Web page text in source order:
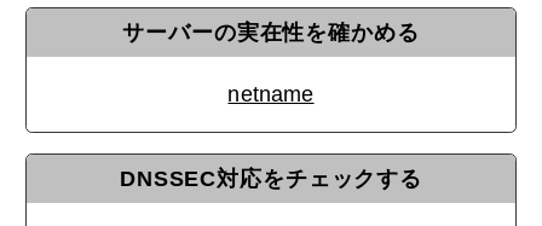
サーバーの実在性を確かめる
netname
DNSSEC対応をチェックする